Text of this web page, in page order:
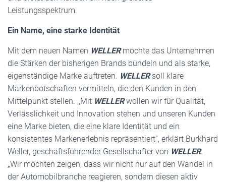
Leistungsspektrum.
Ein Name, eine starke Identität
Mit dem neuen Namen WELLERmöchte das Unternehmen
die Stärken der bisherigen Brands bündeln und als starke,
eigenständige Marke auftreten. WELLERsoll klare
Markenbotschaften vermitteln, die den Kunden in den
Mittelpunkt stellen. ,,Mit WELLERwollen wir für Qualität,
Verlässlichkeit und Innovation stehen und unseren Kunden
eine Marke bieten, die eine klare Identität und ein
konsistentes Markenerlebnis repräsentiert“, erklärt Burkhard
Weller, geschäftsführender Gesellschafter von WELLER.
„Wir möchten zeigen, dass wir nicht nur auf den Wandel in
der Automobilbranche reagieren, sondern diesen aktiv